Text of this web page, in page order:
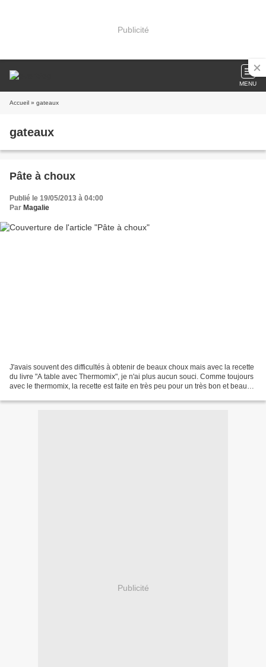
Publicité
MENU
Accueil » gateaux
gateaux
Pâte à choux
Publié le 19/05/2013 à 04:00
Par Magalie
J'avais souvent des difficultés à obtenir de beaux choux mais avec la recette
du livre "A table avec Thermomix", je n'ai plus aucun souci. Comme toujours
avec le thermomix, la recette est faite en très peu pour un très bon et beau
Publicité